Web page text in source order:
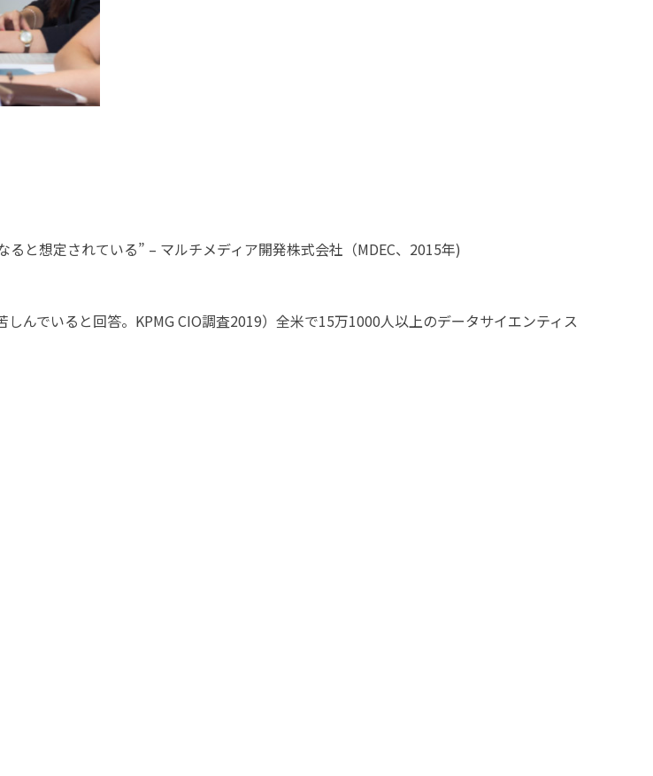
と想定されている” – マルチメディア開発株式会社（MDEC、2015年)
んでいると回答。KPMG CIO調査2019）全米で15万1000人以上のデータサイエンティス